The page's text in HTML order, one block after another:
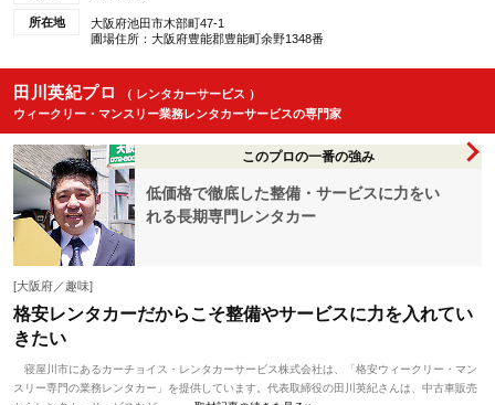
所在地
大阪府池田市木部町47-1
圃場住所：大阪府豊能郡豊能町余野1348番
田川英紀プロ
（ レンタカーサービス ）
ウィークリー・マンスリー業務レンタカーサービスの専門家
このプロの一番の強み
低価格で徹底した整備・サービスに力をい
れる長期専門レンタカー
[大阪府／趣味]
格安レンタカーだからこそ整備やサービスに力を入れてい
きたい
寝屋川市にあるカーチョイス・レンタカーサービス株式会社は、「格安ウィークリー・マン
スリー専門の業務レンタカー」を提供しています。代表取締役の田川英紀さんは、中古車販売